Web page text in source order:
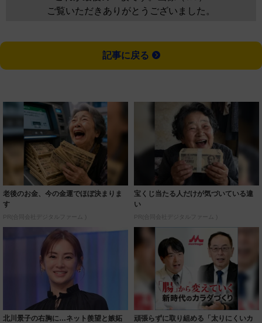
ご覧いただきありがとうございました。
記事に戻る
老後のお金、今の金運でほぼ決まりま
す
PR(合同会社デジタルファーム )
宝くじ当たる人だけが気づいている違
い
PR(合同会社デジタルファーム )
北川景子の右胸に…ネット羨望と嫉妬
頑張らずに取り組める「太りにくいカ